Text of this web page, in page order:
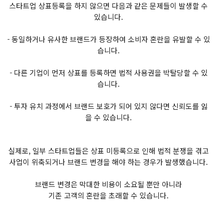
스타트업 상표등록을 하지 않으면 다음과 같은 문제들이 발생할 수
있습니다.
- 동일하거나 유사한 브랜드가 등장하여 소비자 혼란을 유발할 수 있
습니다.
- 다른 기업이 먼저 상표를 등록하면 법적 사용권을 박탈당할 수 있
습니다.
- 투자 유치 과정에서 브랜드 보호가 되어 있지 않다면 신뢰도를 잃
을 수 있습니다.
실제로, 일부 스타트업들은 상표 미등록으로 인해 법적 분쟁을 겪고
사업이 위축되거나 브랜드 변경을 해야 하는 경우가 발생했습니다.
브랜드 변경은 막대한 비용이 소요될 뿐만 아니라
기존 고객의 혼란을 초래할 수 있습니다.